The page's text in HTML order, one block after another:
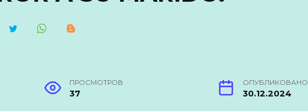
ПРОСМОТРОВ
37
ОПУБЛИКОВАНО
30.12.2024